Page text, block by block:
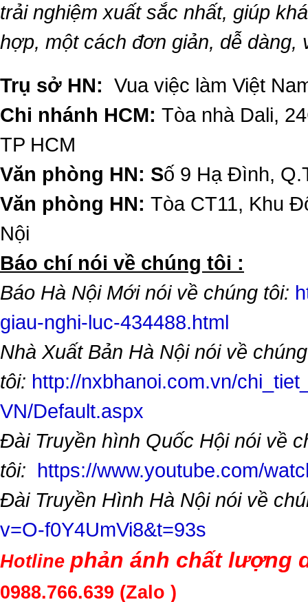
trải nghiệm xuất sắc nhất, giúp
hợp, một cách đơn giản, dễ dàng,
Trụ sở HN: Vua việc làm Việt
Chi nhánh HCM: Tòa nhà Dali,
TP HCM
Văn phòng HN: Số 9 Hạ Đình,
Văn phòng HN: Tòa CT11, Khu
Nội
​Báo chí nói về chúng tôi :
Báo Hà Nội Mới nói về chúng tôi:
giau-nghi-luc-434488.html
Nhà Xuất Bản Hà Nội nói về chúng
tôi: http://nxbhanoi.com.vn/
VN/Default.aspx
Đài Truyền hình Quốc Hội nói về
tôi: https://www.youtube.com/
Đài Truyền Hình Hà Nội nói về
v=O-f0Y4UmVi8&t=93s
Hotline phản ánh chất lượng
0988.766.639 (Zalo )